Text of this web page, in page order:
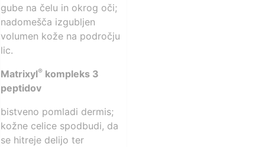
gube na čelu in okrog oči;
nadomešča izgubljen
volumen kože na področju
lic.
Matrixyl® kompleks 3
peptidov
bistveno pomladi dermis;
kožne celice spodbudi, da
se hitreje delijo ter